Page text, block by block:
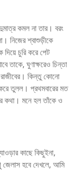
কমল না তার। বরং
নিজের শ্বাশুড়ীকে
চুরি করে পেট
তাকে, ঘুণাক্ষরেও চিন্তা
রাজীবের। কিন্তু কোনো
তুলল। প্রথমবারের মত
কথা। মনে হল তাঁকে ও
কাছে কিছুইনা,
হবে দেখলে, আমি